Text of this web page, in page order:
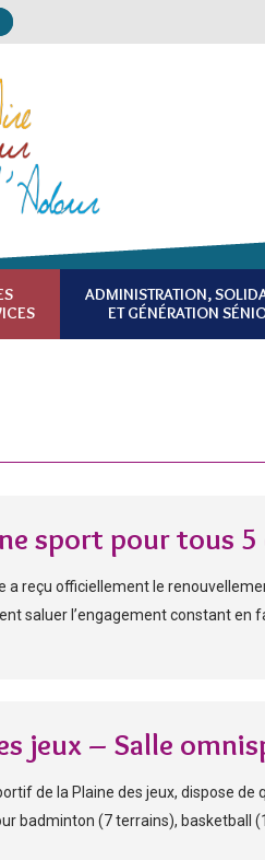
ADMINISTRATION,
ET GÉNÉRATION
sport pour tous 5
a reçu officiellement le
saluer l’engagement constant en
jeux – Salle
de la Plaine des jeux, dispose
badminton (7 terrains), basketball